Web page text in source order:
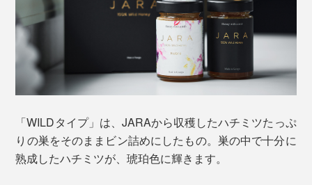
「WILDタイプ」は、JARAから収穫したハチミツたっぷ
りの巣をそのままビン詰めにしたもの。巣の中で十分に
熟成したハチミツが、琥珀色に輝きます。